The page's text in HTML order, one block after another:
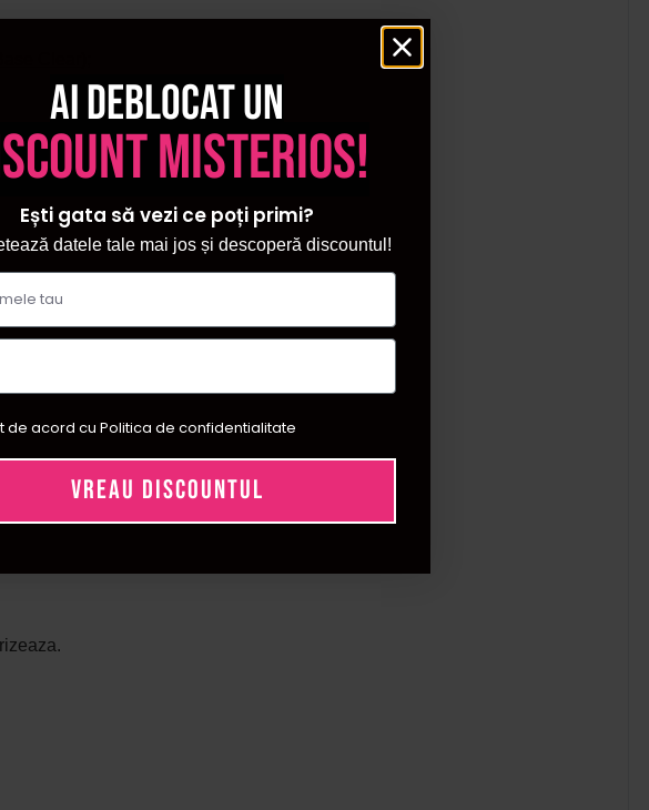
Ai deblocat un
misterios!
Ești gata să vezi ce poți primi?
datele tale mai jos și descoperă discountul!
de acord cu Politica de confidentialitate
VREAU DISCOUNTUL